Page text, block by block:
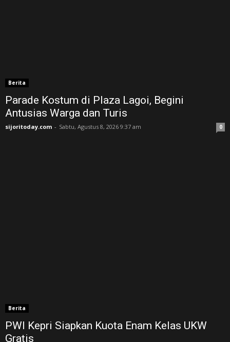
Berita
Parade Kostum di Plaza Lagoi, Begini
Antusias Warga dan Turis
sijoritoday.com - Sabtu, Agustus 8, 2026 9:37 am 0
Berita
PWI Kepri Siapkan Kuota Enam Kelas UKW
Gratis